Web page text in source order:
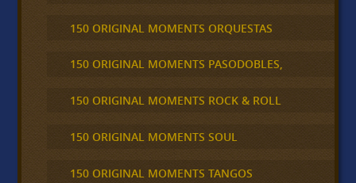
150 ORIGINAL MOMENTS ORQUESTAS
150 ORIGINAL MOMENTS PASODOBLES,
150 ORIGINAL MOMENTS ROCK & ROLL
150 ORIGINAL MOMENTS SOUL
150 ORIGINAL MOMENTS TANGOS